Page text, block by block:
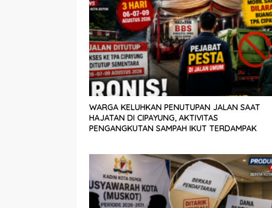
WARGA KELUHKAN PENUTUPAN JALAN SAAT
HAJATAN DI CIPAYUNG, AKTIVITAS
PENGANGKUTAN SAMPAH IKUT TERDAMPAK